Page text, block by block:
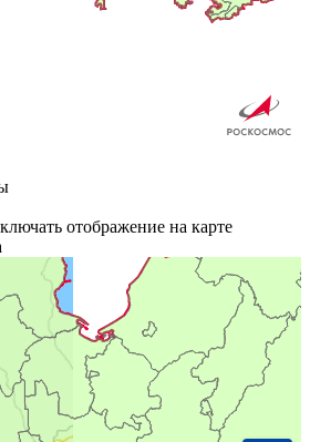
отображение на карте